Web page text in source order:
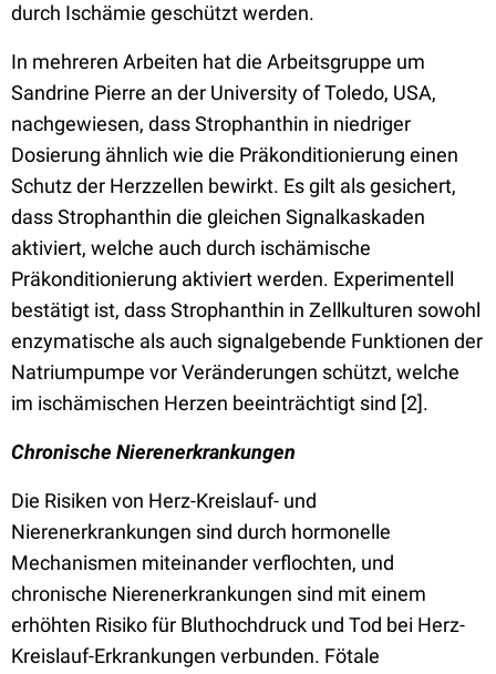
durch Ischämie geschützt werden.
In mehreren Arbeiten hat die Arbeitsgruppe um
Sandrine Pierre an der University of Toledo, USA,
nachgewiesen, dass Strophanthin in niedriger
Dosierung ähnlich wie die Präkonditionierung einen
Schutz der Herzzellen bewirkt. Es gilt als gesichert,
dass Strophanthin die gleichen Signalkaskaden
aktiviert, welche auch durch ischämische
Präkonditionierung aktiviert werden. Experimentell
bestätigt ist, dass Strophanthin in Zellkulturen sowohl
enzymatische als auch signalgebende Funktionen der
Natriumpumpe vor Veränderungen schützt, welche
im ischämischen Herzen beeinträchtigt sind [2].
Chronische Nierenerkrankungen
Die Risiken von Herz-Kreislauf- und
Nierenerkrankungen sind durch hormonelle
Mechanismen miteinander verflochten, und
chronische Nierenerkrankungen sind mit einem
erhöhten Risiko für Bluthochdruck und Tod bei Herz-
Kreislauf-Erkrankungen verbunden. Fötale